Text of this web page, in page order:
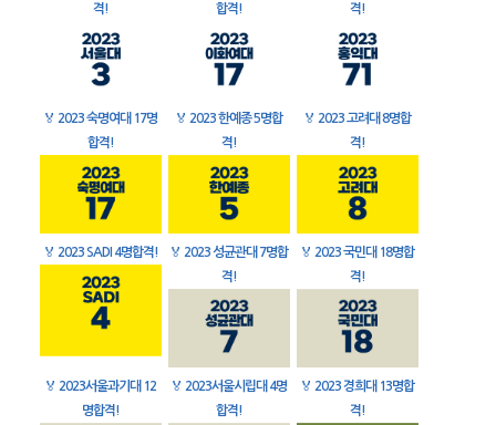
격!
합격!
격!
🏅 2023 숙명여대 17명
합격!
🏅 2023 한예종 5명합
격!
🏅 2023 고려대 8명합
격!
🏅 2023 SADI 4명합격! 🏅 2023 성균관대 7명합
격!
🏅 2023 국민대 18명합
격!
🏅 2023서울과기대 12
명합격!
🏅 2023서울시립대 4명
합격!
🏅 2023 경희대 13명합
격!